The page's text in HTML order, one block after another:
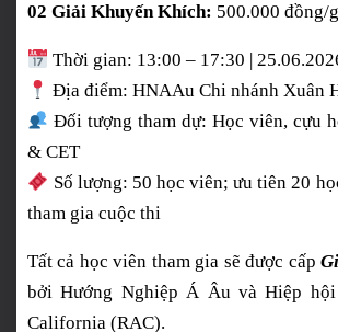
02 Giải Khuyến Khích: 500.000 đồng/
Thời gian: 13:00 – 17:30 |
Địa điểm: HNAAu Chi nhánh Xuân
Đối tượng tham dự: Học viên, cựu
& CET
Số lượng: 50 học viên; ưu tiên 20
tham gia cuộc thi
Tất cả học viên tham gia sẽ được cấp
bởi Hướng Nghiệp Á Âu và Hiệp
California (RAC).